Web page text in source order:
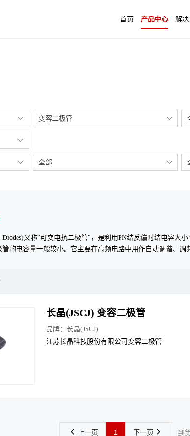
首页 产品中心 解
变容二极管
全部
Diodes)又称"可变电抗二极管"，是利用PN结反偏时结电容大
管的电容量一般较小。它主要在高频电路中用作自动调谐、调
长晶(JSCJ) 变容二极管
品牌： 长晶(JSCJ)
江苏长晶科技股份有限公司变容二极管
上一页 1 下一页 到